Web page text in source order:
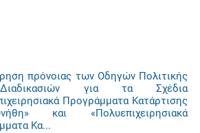
πρόνοιας των Οδηγών Πολιτικής
για τα Σχέδια
Προγράμματα Κατάρτισης
και «Πολυεπιχειρησιακά
Κα...